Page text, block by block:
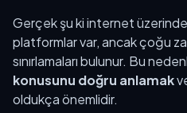
Gerçek şu ki internet
platformlar var, ancak çoğu
sınırlamaları bulunur. Bu
konusunu doğru anlamak
oldukça önemlidir.